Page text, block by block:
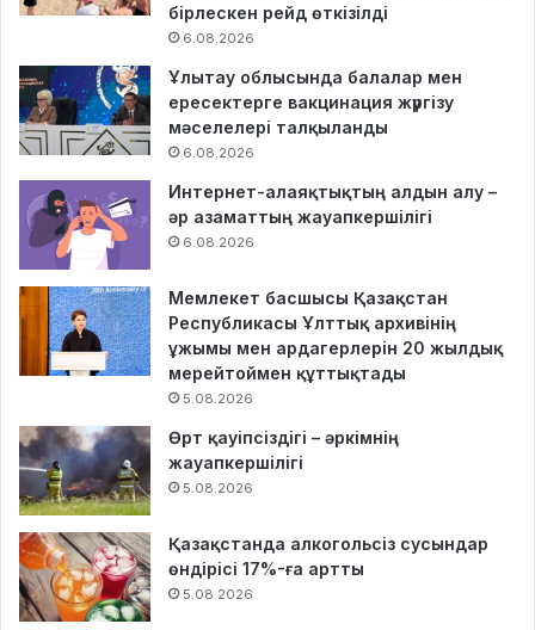
бірлескен рейд өткізілді
6.08.2026
Ұлытау облысында балалар мен
ересектерге вакцинация жүргізу
мәселелері талқыланды
6.08.2026
Интернет-алаяқтықтың алдын алу –
әр азаматтың жауапкершілігі
6.08.2026
Мемлекет басшысы Қазақстан
Республикасы Ұлттық архивінің
ұжымы мен ардагерлерін 20 жылдық
мерейтоймен құттықтады
5.08.2026
Өрт қауіпсіздігі – әркімнің
жауапкершілігі
5.08.2026
Қазақстанда алкогольсіз сусындар
өндірісі 17%-ға артты
5.08.2026